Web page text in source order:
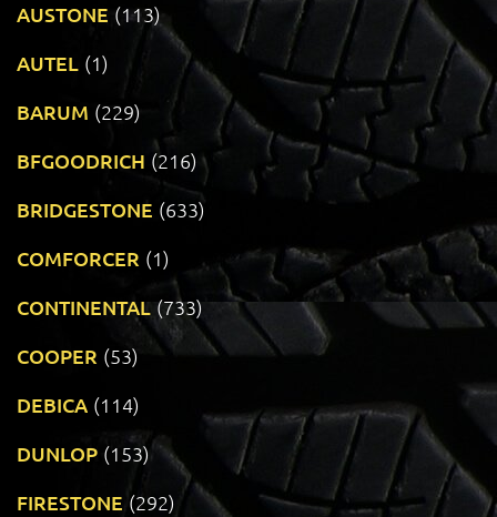
AUSTONE (113)
AUTEL (1)
BARUM (229)
BFGOODRICH (216)
BRIDGESTONE (633)
COMFORCER (1)
CONTINENTAL (733)
COOPER (53)
DEBICA (114)
DUNLOP (153)
FIRESTONE (292)